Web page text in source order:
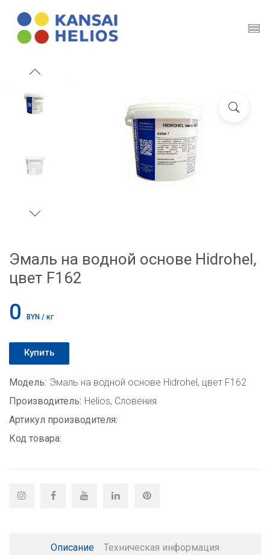
Эмаль на водной основе Hidrohel,
цвет F162
0 BYN / кг
Купить
Модель: Эмаль на водной основе Hidrohel, цвет F162
Производитель: Helios, Словения
Артикул производителя:
Код товара:
Описание
Техническая информация